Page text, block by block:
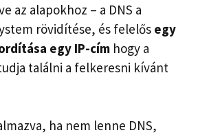
az alapokhoz – a DNS a
rövidítése, és felelős egy
egy IP-cím hogy a
találni a felkeresni kívánt
ha nem lenne DNS,